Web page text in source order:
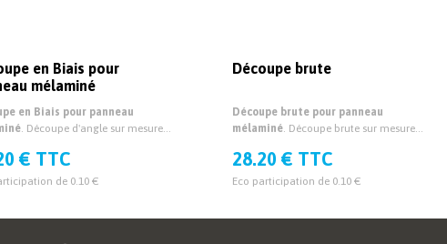
en Biais pour
mélaminé
en Biais pour panneau
. Découpe d'angle sur mesure
€ TTC
de 0.10 €
Découpe brute
Découpe brute pour panneau
mélaminé. Découpe brute sur mesure
et 38mm.
28.20 € TTC
Eco participation de 0.10 €